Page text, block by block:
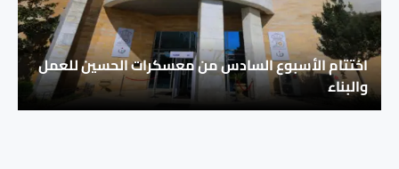
اختتام الأسبوع السادس من معسكرات الحسين للعمل
والبناء